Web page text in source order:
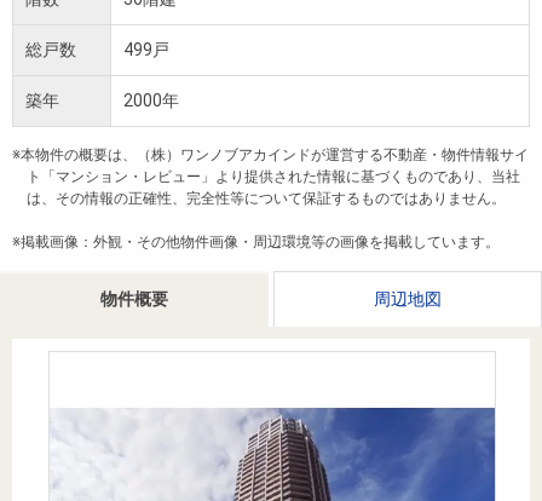
中古
マン
ショ
ンを
中古
を探
す
投
用
を
事業
用物
件を
無
料
査
定
相
売却
時手
金額
売却向け
サービス
周辺相場
検索
住まい1プ
ラス（お
役立ちコ
店舗のご
案内（首
古屋）
西）
ごあいさ
つ
経営ビジ
ョン
覧
沿革
本社地
ニュース
（電子ブ
新卒採用
情報
法人のお客さま
提携企業にお勤めの方
物件概要 周辺地図
総戸数 499戸
築年 2000年
※本物件の概要は、（株）ワンノブアカインドが運営する不動産・物件情報サイ
ト「マンション・レビュー」より提供された情報に基づくものであり、当社
は、その情報の正確性、完全性等について保証するものではありません。
※掲載画像：外観・その他物件画像・周辺環境等の画像を掲載しています。